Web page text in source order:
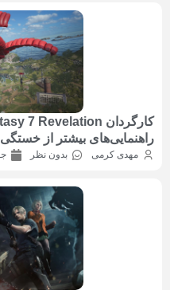
راهنمایی‌های بیشتر از خستگی
مهدی کرمی بدون نظر